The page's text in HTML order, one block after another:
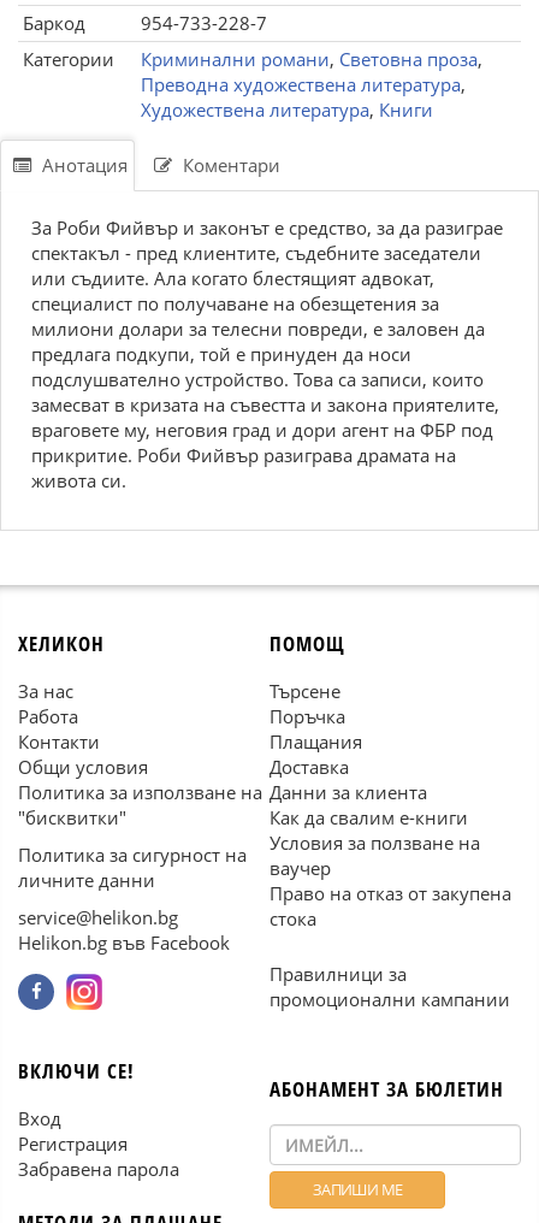
Баркод
954-733-228-7
Категории
Криминални романи, Световна проза,
Преводна художествена литература,
Художествена литература, Книги
Анотация Коментари
За Роби Фийвър и законът е средство, за да разиграе
спектакъл - пред клиентите, съдебните заседатели
или съдиите. Ала когато блестящият адвокат,
специалист по получаване на обезщетения за
милиони долари за телесни повреди, е заловен да
предлага подкупи, той е принуден да носи
подслушвателно устройство. Това са записи, които
замесват в кризата на съвестта и закона приятелите,
враговете му, неговия град и дори агент на ФБР под
прикритие. Роби Фийвър разиграва драмата на
живота си.
ХЕЛИКОН
За нас
Работа
Контакти
Общи условия
Политика за използване на
"бисквитки"
Политика за сигурност на
личните данни
service@helikon.bg
Helikon.bg във Facebook
ПОМОЩ
Търсене
Поръчка
Плащания
Доставка
Данни за клиента
Как да свалим е-книги
Условия за ползване на
ваучер
Право на отказ от закупена
стока
Правилници за
промоционални кампании
ВКЛЮЧИ СЕ!
Вход
Регистрация
Забравена парола
АБОНАМЕНТ ЗА БЮЛЕТИН